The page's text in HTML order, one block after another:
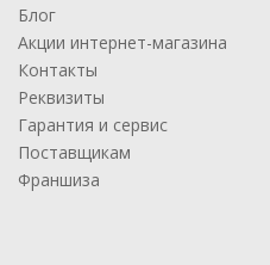
Блог
Акции интернет-магазина
Контакты
Реквизиты
Гарантия и сервис
Поставщикам
Франшиза